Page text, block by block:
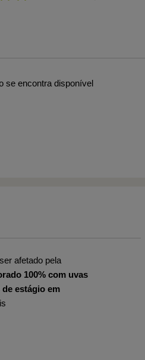
se encontra disponível
afetado pela
100% com uvas
de estágio em